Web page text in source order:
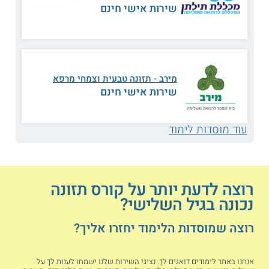
מוסדות אקדמיים:
המציעים לגמלאים ללמוד בקורסי העשרה
ולהרחיב את האופקים בתחומים שונים, בהם
גם בתחום אורח החיים הבריא בגיל המבוגר.
משרדי ממשלה, איגודים בתחום הבריאות,
וכדומה, מציעים מעת לעת הדרכות, סדנאות,
והרצאות בתחום התזונה הבריאה הפונות
לאוכלוסיית האזרחים הוותיקים.
מרכזים לגיל השלישי:המרכזים לאזרחים
שירות אישי חינם
מירב - תזונה טבעית וצמחי מרפא
שירות אישי חינם
עוד מוסדות לימוד
רוצה לדעת יותר על קורס תזונה
נכונה בגיל השלישי?
רוצה שמוסדות הלימוד יחזרו אליך?
אנחנו באתר לימודים דואגים לך. נציגי השירות שלנו ישמחו לענות לך על